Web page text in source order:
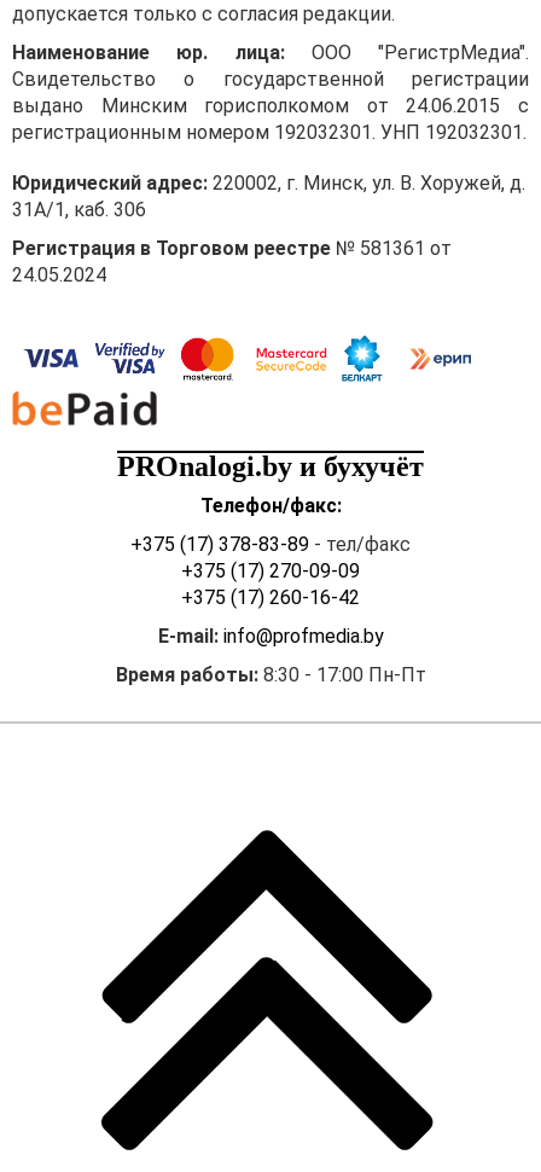
допускается только с согласия редакции.
Наименование юр. лица:ООО "РегистрМедиа".
Свидетельство о государственной регистрации
выдано Минским горисполкомом от 24.06.2015 с
регистрационным номером 192032301. УНП 192032301.
Юридический адрес: 220002, г. Минск, ул. В. Хоружей, д.
31А/1, каб. 306
Регистрация в Торговом реестре № 581361 от
24.05.2024
PROnalogi.by и бухучёт
Телефон/факс:
+375 (17) 378-83-89 - тел/факс
+375 (17) 270-09-09
+375 (17) 260-16-42
E-mail: info@profmedia.by
Время работы:8:30 - 17:00 Пн-Пт